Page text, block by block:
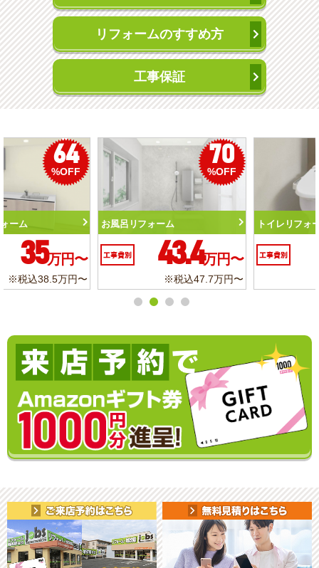
リフォームのすすめ方
工事保証
50
トイレリフォーム
工事費別 10.3万円〜
※税込11.3万円〜
%OFF
洗面化粧台リフォーム
工事費別 6.2万円〜
※税込6.8万円〜